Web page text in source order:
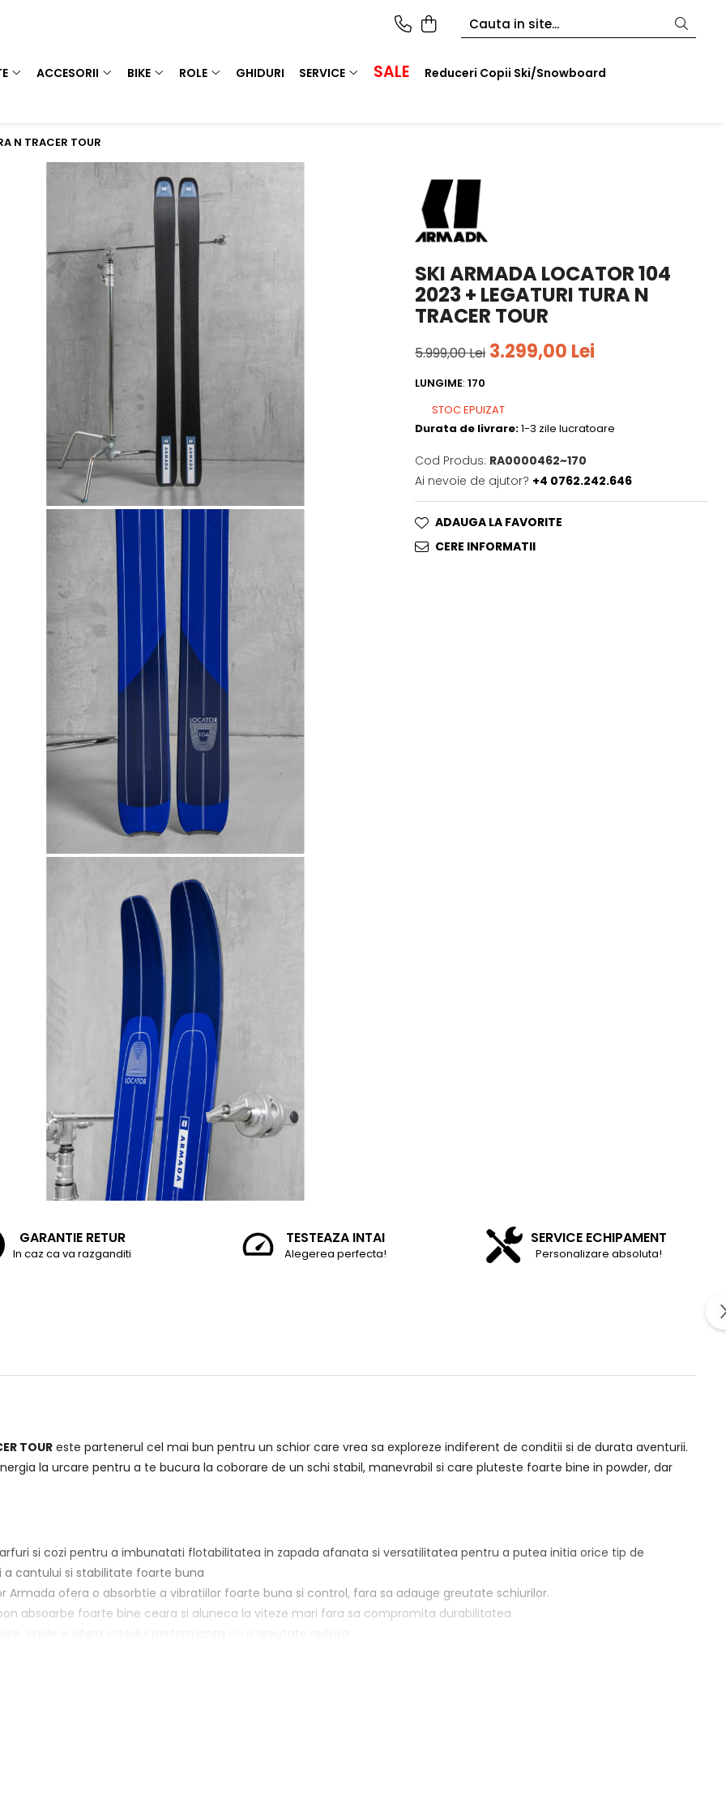
ACCESORII BIKE ROLE GHIDURI SERVICE SALE Reduceri Copii Ski/Snowboard
N TRACER TOUR
SKI ARMADA LOCATOR 104
2023 + LEGATURI TURA N
TRACER TOUR
5.999,00 Lei 3.299,00 Lei
LUNGIME:170
STOC EPUIZAT
Durata de livrare:1-3 zile lucratoare
Cod Produs: RA0000462~170
Ai nevoie de ajutor? +4 0762.242.646
ADAUGA LA FAVORITE
CERE INFORMATII
GARANTIE RETUR
In caz ca va razganditi
TESTEAZA INTAI
Alegerea perfecta!
SERVICE ECHIPAMENT
Personalizare absoluta!
TOUR este partenerul cel mai bun pentru un schior care vrea sa exploreze indiferent de conditii si de durata aventurii.
la urcare pentru a te bucura la coborare de un schi stabil, manevrabil si care pluteste foarte bine in powder, dar
si cozi pentru a imbunatati flotabilitatea in zapada afanata si versatilitatea pentru a putea initia orice tip de
cantului si stabilitate foarte buna
Armada ofera o absorbtie a vibratiilor foarte buna si control, fara sa adauge greutate schiurilor.
absoarbe foarte bine ceara si aluneca la viteze mari fara sa compromita durabilitatea